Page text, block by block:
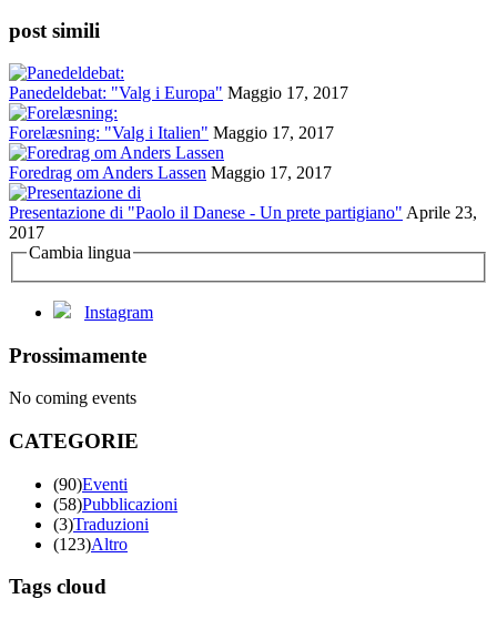
post simili
Panedeldebat: "Valg i Europa" Maggio 17, 2017
Forelæsning: "Valg i Italien" Maggio 17, 2017
Foredrag om Anders Lassen Maggio 17, 2017
Presentazione di "Paolo il Danese - Un prete partigiano" Aprile 23,
2017
Cambia lingua
Instagram
Prossimamente
No coming events
CATEGORIE
(90)Eventi
(58)Pubblicazioni
(3)Traduzioni
(123)Altro
Tags cloud